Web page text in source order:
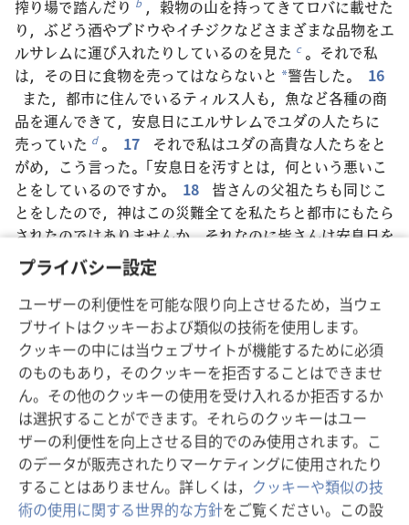
プライバシー設定
ユーザーの利便性を可能な限り向上させるため，当ウェ
ブサイトはクッキーおよび類似の技術を使用します。
クッキーの中には当ウェブサイトが機能するために必須
のものもあり，そのクッキーを拒否することはできませ
ん。その他のクッキーの使用を受け入れるか拒否するか
は選択することができます。それらのクッキーはユー
ザーの利便性を向上させる目的でのみ使用されます。こ
のデータが販売されたりマーケティングに使用されたり
することはありません。詳しくは， クッキーや類似の技
術の使用に関する世界的な方針をご覧ください。この設
搾り場で踏んだり b ，穀物の山を持ってきてロバに載せた
り，ぶどう酒やブドウやイチジクなどさまざまな品物をエ
ルサレムに運び入れたりしているのを見た c 。それで私
は，その日に食物を売ってはならないと *警告した。
16
また，都市に住んでいるティルス人も，魚など各種の商
品を運んできて，安息日にエルサレムでユダの人たちに
売っていた d 。 17
それで私はユダの高貴な人たちをと
がめ，こう言った。「安息日を汚すとは，何という悪いこ
とをしているのですか。
18
皆さんの父祖たちも同じこ
とをしたので，神はこの災難全てを私たちと都市にもたら
されたのではありませんか。それなのに皆さんは安息日を
汚して
，イスラエルに対する神の怒りをさらにあおって
います」。
19安息日が始まる前，エルサレムの門に夕闇が降り
てくる頃，私は扉を閉じるよう命じた。また，安息日が終
わるまでは開けてはならないと言い，私の従者の何人かを
門に配置し，安息日に荷物が入ってこないようにした。
20 そのため，貿易商や各種の商品を売る人たちは1，2
度，エルサレムの外で夜を過ごした。 21 それで私は警
告し，こう言った。「あなたたちはなぜ城壁の前で夜を過
ごすのですか。もしもう一度そうしたら，強制的に立ち退
かせます」。それ以来，彼らは安息日には来なくなった。
22私はレビ族に，いつも自分を清め，安息日を神聖